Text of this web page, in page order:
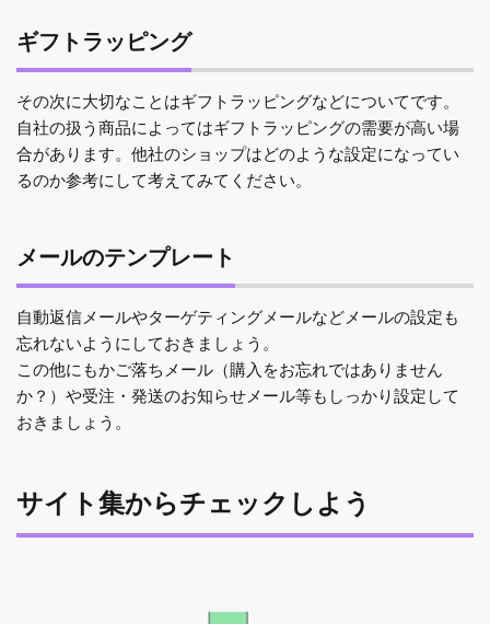
ギフトラッピング
その次に大切なことはギフトラッピングなどについてです。
自社の扱う商品によってはギフトラッピングの需要が高い場
合があります。他社のショップはどのような設定になってい
るのか参考にして考えてみてください。
メールのテンプレート
自動返信メールやターゲティングメールなどメールの設定も
忘れないようにしておきましょう。
この他にもかご落ちメール（購入をお忘れではありません
か？）や受注・発送のお知らせメール等もしっかり設定して
おきましょう。
サイト集からチェックしよう